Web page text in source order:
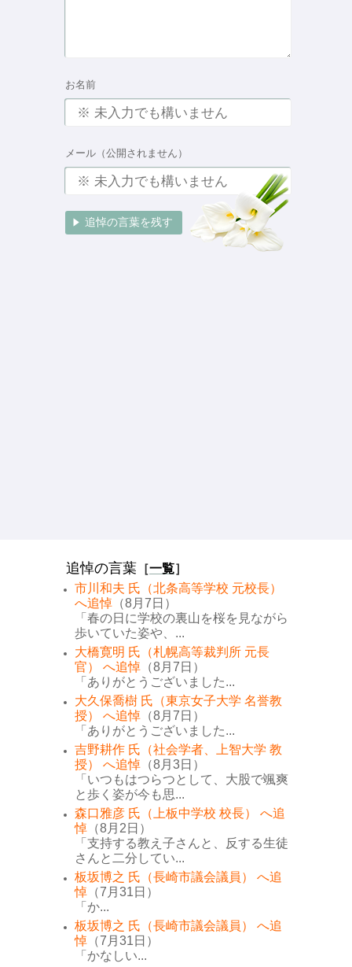
お名前
メール（公開されません）
追悼の言葉 ［一覧］
市川和夫 氏（北条高等学校 元校長）
へ追悼 （8月7日）
「春の日に学校の裏山を桜を見ながら
歩いていた姿や、...
大橋寛明 氏（札幌高等裁判所 元長
官） へ追悼 （8月7日）
「ありがとうございました...
大久保喬樹 氏（東京女子大学 名誉教
授） へ追悼 （8月7日）
「ありがとうございました...
吉野耕作 氏（社会学者、上智大学 教
授） へ追悼 （8月3日）
「いつもはつらつとして、大股で颯爽
と歩く姿が今も思...
森口雅彦 氏（上板中学校 校長） へ追
悼 （8月2日）
「支持する教え子さんと、反する生徒
さんと二分してい...
板坂博之 氏（長崎市議会議員） へ追
悼 （7月31日）
「か...
板坂博之 氏（長崎市議会議員） へ追
悼 （7月31日）
「かなしい...